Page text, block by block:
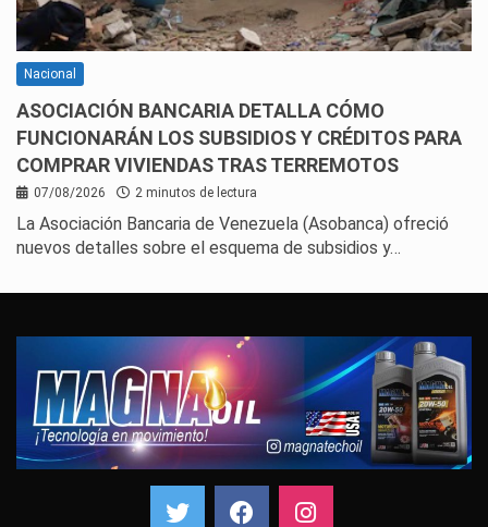
Nacional
ASOCIACIÓN BANCARIA DETALLA CÓMO
FUNCIONARÁN LOS SUBSIDIOS Y CRÉDITOS PARA
COMPRAR VIVIENDAS TRAS TERREMOTOS
07/08/2026 2 minutos de lectura
La Asociación Bancaria de Venezuela (Asobanca) ofreció
nuevos detalles sobre el esquema de subsidios y…